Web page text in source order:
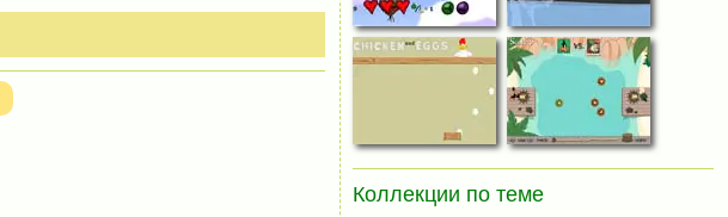
Коллекции по теме